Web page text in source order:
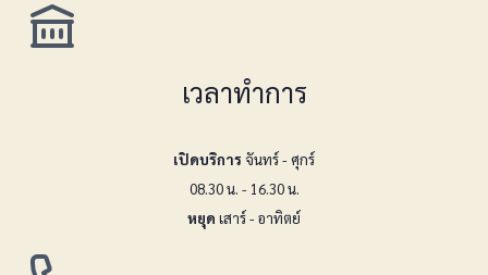
เวลาทำการ
เปิดบริการ จันทร์ - ศุกร์
08.30 น. - 16.30 น.
หยุด เสาร์ - อาทิตย์